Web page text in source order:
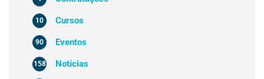
Cursos
10
Eventos
90
Notícias
158